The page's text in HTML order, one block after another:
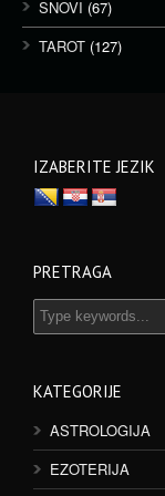
SNOVI (67)
TAROT (127)
IZABERITE JEZIK
PRETRAGA
KATEGORIJE
ASTROLOGIJA
EZOTERIJA